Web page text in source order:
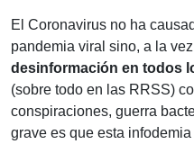
El Coronavirus no ha
pandemia viral sino, a la
desinformación en todos
(sobre todo en las RRSS)
conspiraciones, guerra
grave es que esta